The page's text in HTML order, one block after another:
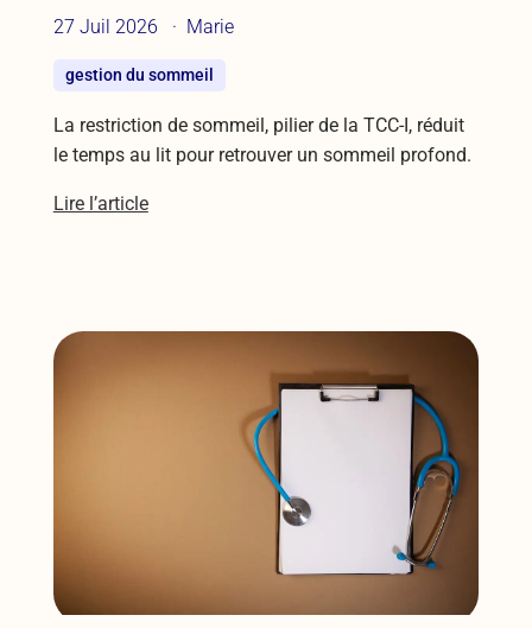
27 Juil 2026 Marie
gestion du sommeil
La restriction de sommeil, pilier de la TCC-I, réduit
le temps au lit pour retrouver un sommeil profond.
Lire l’article